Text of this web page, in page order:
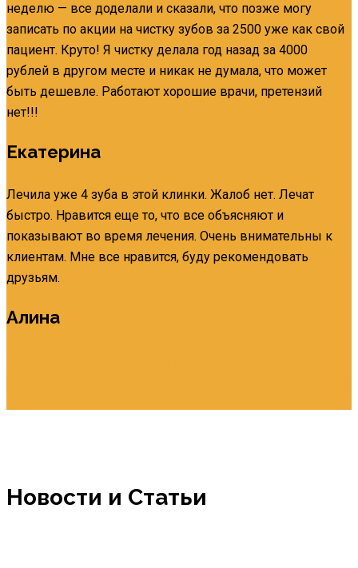
неделю — все доделали и сказали, что позже могу
записать по акции на чистку зубов за 2500 уже как свой
пациент. Круто! Я чистку делала год назад за 4000
рублей в другом месте и никак не думала, что может
быть дешевле. Работают хорошие врачи, претензий
нет!!!
Екатерина
Лечила уже 4 зуба в этой клинки. Жалоб нет. Лечат
быстро. Нравится еще то, что все объясняют и
показывают во время лечения. Очень внимательны к
клиентам. Мне все нравится, буду рекомендовать
друзьям.
Алина
Новости и Статьи